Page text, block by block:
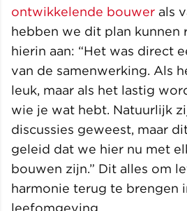
ontwikkelende bouwer als
hebben we dit plan kunnen
hierin aan: “Het was direct
van de samenwerking. Als
leuk, maar als het lastig
wie je wat hebt. Natuurlijk
discussies geweest, maar
geleid dat we hier nu met
bouwen zijn.” Dit alles om
harmonie terug te brengen
leefomgeving.